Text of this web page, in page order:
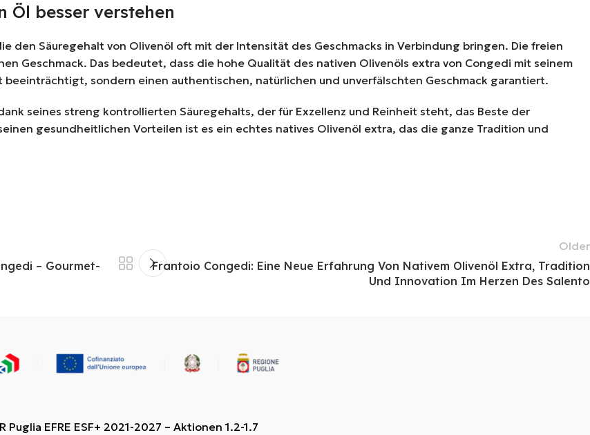
Öl besser verstehen
den Säuregehalt von Olivenöl oft mit der Intensität des Geschmacks in Verbindung bringen. Die freien
Geschmack. Das bedeutet, dass die hohe Qualität des nativen Olivenöls extra von Congedi mit seinem
sondern einen authentischen, natürlichen und unverfälschten Geschmack garantiert.
seines streng kontrollierten Säuregehalts, der für Exzellenz und Reinheit steht, das Beste der
gesundheitlichen Vorteilen ist es ein echtes natives Olivenöl extra, das die ganze Tradition und
– Gourmet-
Older
Frantoio Congedi: Eine Neue Erfahrung Von Nativem Olivenöl Extra, Tradition
Und Innovation Im Herzen Des Salento
Puglia EFRE ESF+ 2021-2027 – Aktionen 1.2-1.7